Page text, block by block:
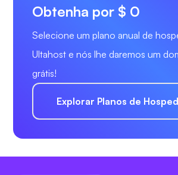
Obtenha por $ 0
Selecione um plano anual de
Ultahost e nós lhe daremos um
grátis!
Explorar Planos de